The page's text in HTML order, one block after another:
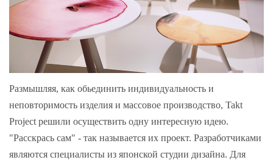
Размышляя, как обьединить индивидуальность и
неповторимость изделия и массовое производство, Takt
Project решили осуществить одну интересную идею.
"Расскрась сам" - так называется их проект. Разработчиками
являются специалисты из японской студии дизайна. Для